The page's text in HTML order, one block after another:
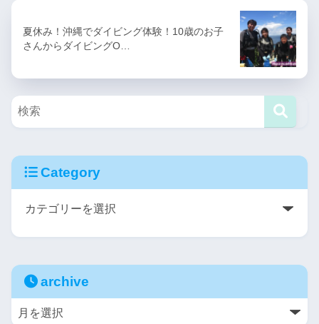
夏休み！沖縄でダイビング体験！10歳のお子
さんからダイビングO…
Category
archive